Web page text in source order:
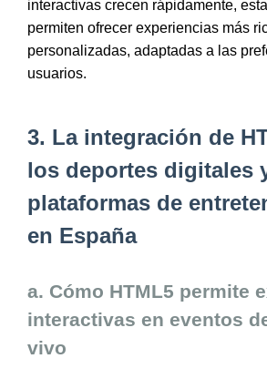
interactivas crecen rápidamente,
permiten ofrecer experiencias más
personalizadas, adaptadas a las
usuarios.
3. La integración de
los deportes digitales
plataformas de
en España
a. Cómo HTML5 permite
interactivas en eventos
vivo